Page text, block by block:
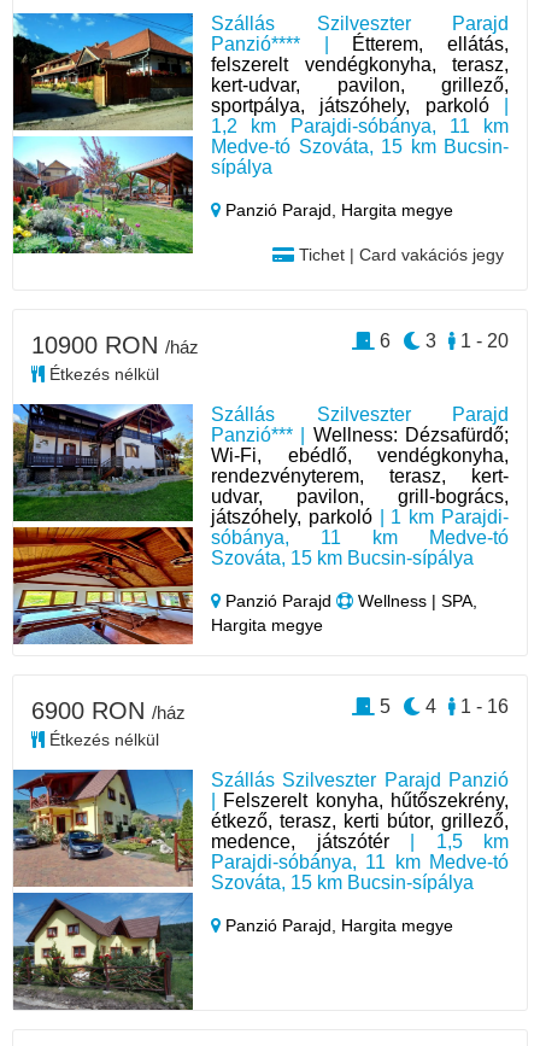
Szállás Szilveszter Parajd
Panzió**** | Étterem, ellátás,
felszerelt vendégkonyha, terasz,
kert-udvar, pavilon, grillező,
sportpálya, játszóhely, parkoló|
1,2 km Parajdi-sóbánya, 11 km
Medve-tó Szováta, 15 km Bucsin-
sípálya
Panzió Parajd, Hargita megye
Tichet | Card vakációs jegy
Szállás Szilveszter Parajd
Panzió*** | Wellness: Dézsafürdő;
Wi-Fi, ebédlő, vendégkonyha,
rendezvényterem, terasz, kert-
udvar, pavilon, grill-bogrács,
játszóhely, parkoló| 1 km Parajdi-
sóbánya, 11 km Medve-tó
Szováta, 15 km Bucsin-sípálya
Panzió Parajd
Wellness | SPA,
Hargita megye
10900 RON /ház
Étkezés nélkül
1 - 20
3
6
Szállás Szilveszter Parajd Panzió
Felszerelt konyha, hűtőszekrény,
étkező, terasz, kerti bútor, grillező,
medence, játszótér| 1,5 km
Parajdi-sóbánya, 11 km Medve-tó
Szováta, 15 km Bucsin-sípálya
Panzió Parajd, Hargita megye
6900 RON /ház
Étkezés nélkül
1 - 16
4
5